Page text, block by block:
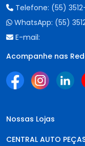
Telefone: (55)
WhatsApp: (55)
E-mail:
Acompanhe nas
Nossas Lojas
CENTRAL AUTO